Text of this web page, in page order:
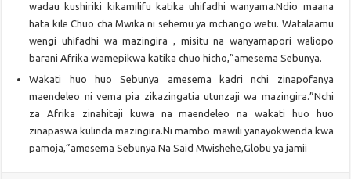
wadau kushiriki kikamilifu katika uhifadhi wanyama.Ndio maana
hata kile Chuo cha Mwika ni sehemu ya mchango wetu. Watalaamu
wengi uhifadhi wa mazingira , misitu na wanyamapori waliopo
barani Afrika wamepikwa katika chuo hicho,”amesema Sebunya.
Wakati huo huo Sebunya amesema kadri nchi zinapofanya
maendeleo ni vema pia zikazingatia utunzaji wa mazingira.”Nchi
za Afrika zinahitaji kuwa na maendeleo na wakati huo huo
zinapaswa kulinda mazingira.Ni mambo mawili yanayokwenda kwa
pamoja,”amesema Sebunya.Na Said Mwishehe,Globu ya jamii